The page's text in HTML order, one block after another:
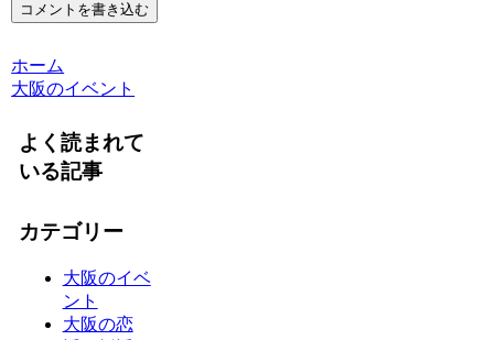
コメントを書き込む
ホーム
大阪のイベント
よく読まれて
いる記事
カテゴリー
大阪のイベ
ント
大阪の恋